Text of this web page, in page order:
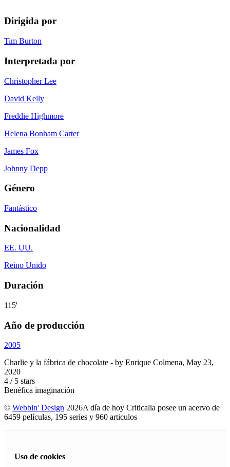
Dirigida por
Tim Burton
Interpretada por
Christopher Lee
David Kelly
Freddie Highmore
Helena Bonham Carter
James Fox
Johnny Depp
Género
Fantástico
Nacionalidad
EE. UU.
Reino Unido
Duración
115'
Año de producción
2005
Charlie y la fábrica de chocolate - by Enrique Colmena, May 23,
2020
4 / 5 stars
Benéfica imaginación
© Webbin' Design 2026A día de hoy Criticalia posee un acervo de
6459 películas, 195 series y 960 articulos
Uso de cookies